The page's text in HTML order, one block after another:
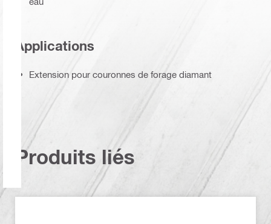
Applications
Extension pour couronnes de forage diamant
Produits liés